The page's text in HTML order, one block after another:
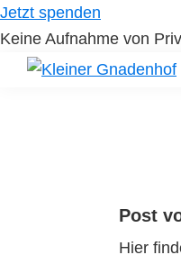
Skip
to
primary
Skip
to
main
Jetzt spenden
Keine Aufnahme von
Post
Hier